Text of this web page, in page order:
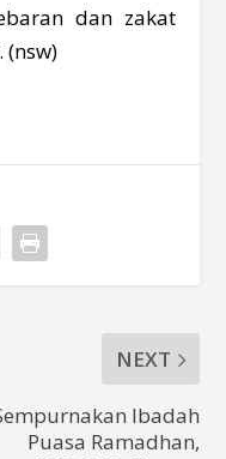
dan zakat
(nsw)
NEXT
Ibadah
Puasa Ramadhan,